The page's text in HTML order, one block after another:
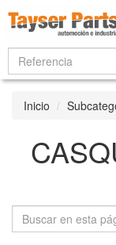
Inicio